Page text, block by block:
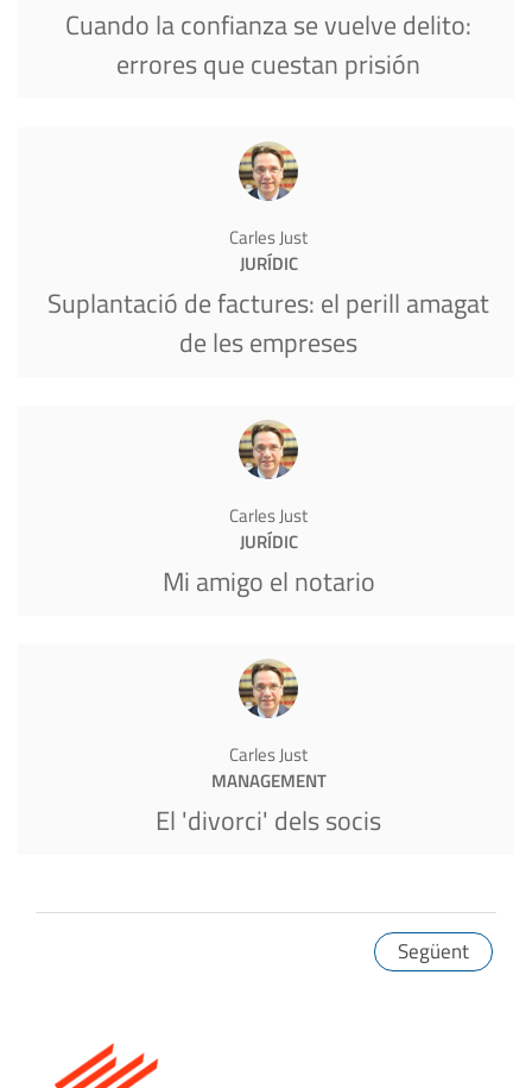
Cuando la confianza se vuelve delito:
errores que cuestan prisión
Carles Just
JURÍDIC
Suplantació de factures: el perill amagat
de les empreses
Carles Just
JURÍDIC
Mi amigo el notario
Carles Just
MANAGEMENT
El 'divorci' dels socis
Següent